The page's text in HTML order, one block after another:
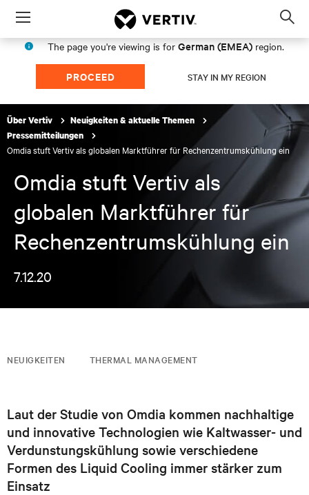
Menu
The page you're viewing is for German (EMEA) region.
PROCEED STAY IN MY REGION
Über Vertiv
Neuigkeiten & aktuelle Themen
Pressemitteilungen
Omdia stuft Vertiv als globalen Marktführer für Rechenzentrumskühlung ein
Omdia stuft Vertiv als
globalen Marktführer für
Rechenzentrumskühlung ein
7.12.20
NEUIGKEITEN THERMAL MANAGEMENT
Laut der Studie von Omdia kommen nachhaltige
und innovative Technologien wie Kaltwasser- und
Verdunstungskühlung sowie verschiedene
Formen des Liquid Cooling immer stärker zum
Einsatz